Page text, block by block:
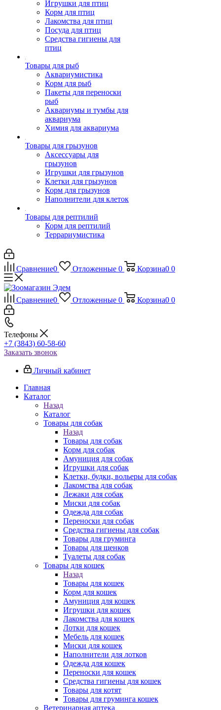
Игрушки для птиц
Корм для птиц
Лакомства для птиц
Посуда для птиц
Средства гигиены для
птиц
Товары для рыб
Аквариумистика
Корм для рыб
Пакеты для переноски
рыб
Аквариумы и тумбы для
аквариума
Химия для аквариума
Товары для грызунов
Аксессуары для
грызунов
Игрушки для грызунов
Клетки для грызунов
Корм для грызунов
Наполнители для клеток
Товары для рептилий
Корм для рептилий
Террариумистика
Сравнение0 Отложенные 0 Корзина0 0
Сравнение0 Отложенные 0 Корзина0 0
Телефоны
+7 (3843) 60-58-60
Заказать звонок
Личный кабинет
Главная
Каталог
Назад
Каталог
Товары для собак
Назад
Товары для собак
Корм для собак
Амуниция для собак
Игрушки для собак
Клетки, будки, вольеры для собак
Лакомства для собак
Лежаки для собак
Миски для собак
Одежда для собак
Переноски для собак
Средства гигиены для собак
Товары для груминга
Товары для щенков
Туалеты для собак
Товары для кошек
Назад
Товары для кошек
Корм для кошек
Амуниция для кошек
Игрушки для кошек
Лакомства для кошек
Лотки для кошек
Мебель для кошек
Миски для кошек
Наполнители для лотков
Одежда для кошек
Переноски для кошек
Средства гигиены для кошек
Товары для котят
Товары для груминга кошек
Ветеринарная аптека